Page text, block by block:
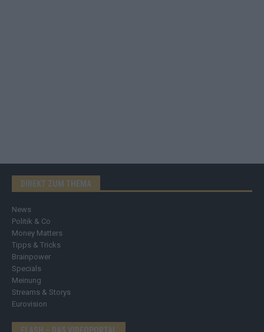
DIREKT ZUM THEMA
News
Politik & Co
Money Matters
Tipps & Tricks
Brainpower
Specials
Meinung
Streams & Storys
Eurovision
FLASH – DAS VIDEOPORTAL